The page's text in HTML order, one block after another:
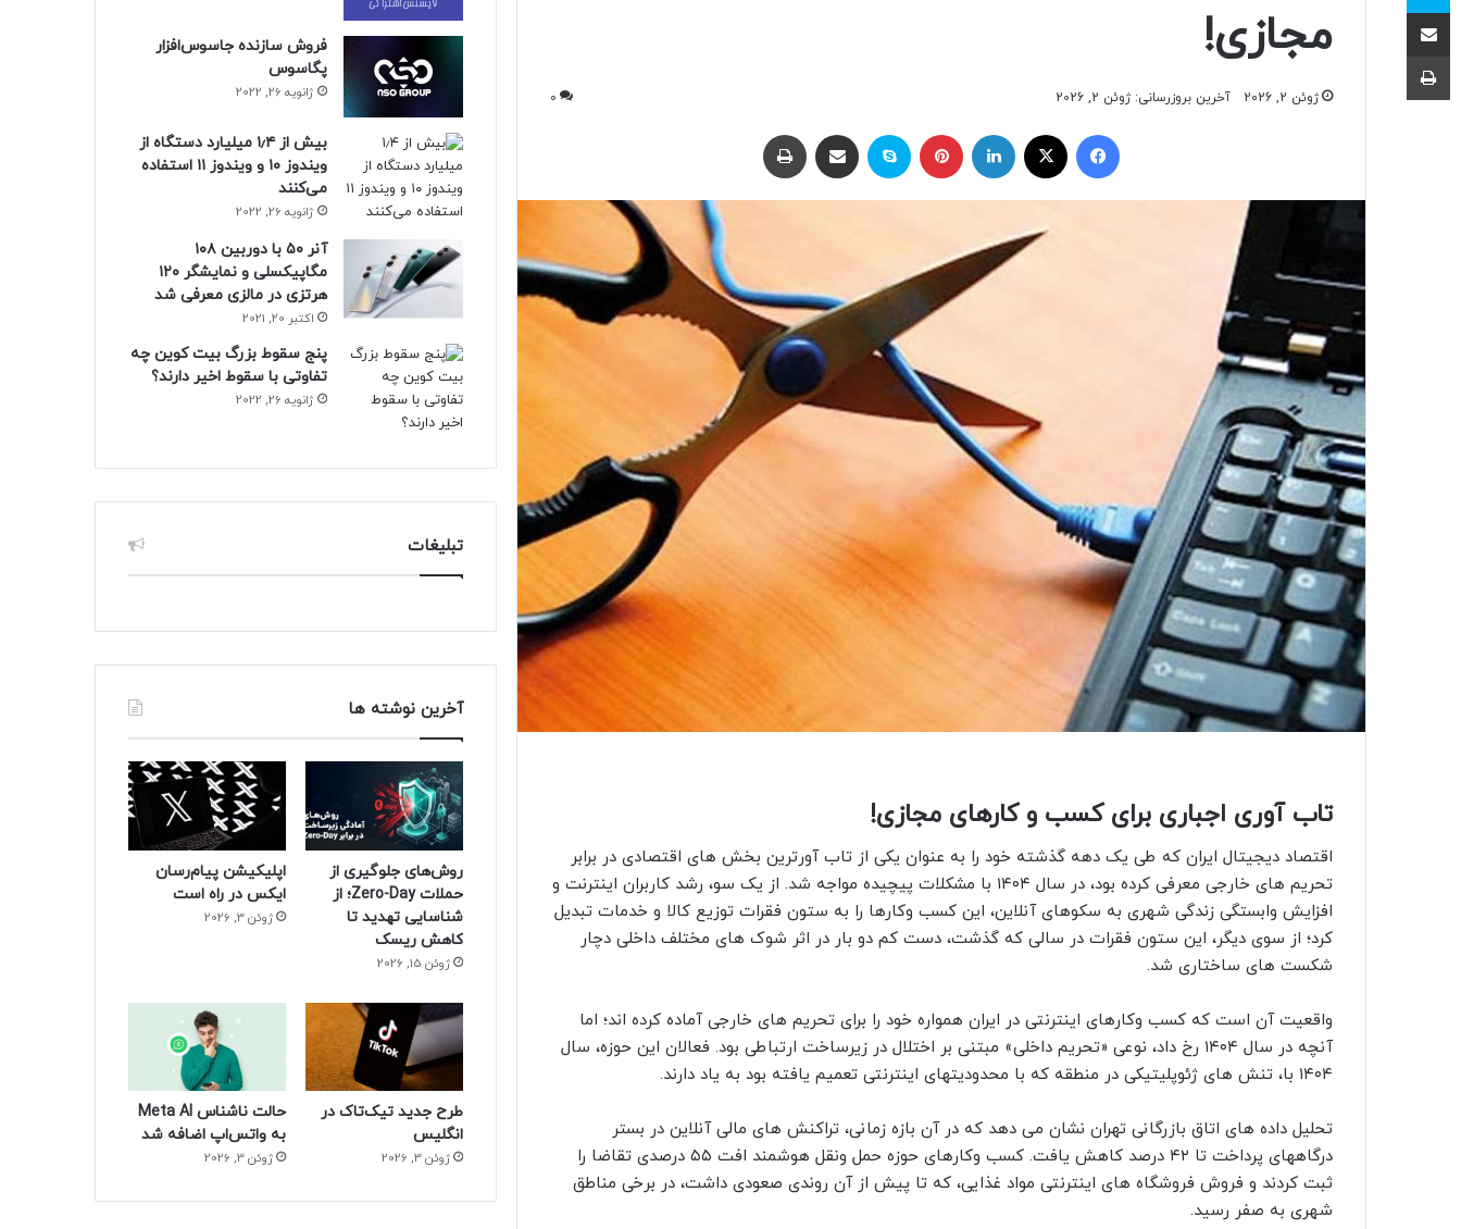
مجازی!
ژوئن 2, 2026 آخرین بروزرسانی: ژوئن 2, 2026 0
ایکس
تاب آوری اجباری برای کسب و کارهای مجازی!
اقتصاد دیجیتال ایران که طی یک دهه گذشته خود را به عنوان یکی از تاب آورترین بخش های اقتصادی در برابر
تحریم های خارجی معرفی کرده بود، در سال ۱۴۰۴ با مشکلات پیچیده مواجه شد. از یک سو، رشد کاربران اینترنت و
افزایش وابستگی زندگی شهری به سکوهای آنلاین، این کسب وکارها را به ستون فقرات توزیع کالا و خدمات تبدیل
کرد؛ از سوی دیگر، این ستون فقرات در سالی که گذشت، دست کم دو بار در اثر شوک های مختلف داخلی دچار
شکست های ساختاری شد.
واقعیت آن است که کسب وکارهای اینترنتی در ایران همواره خود را برای تحریم های خارجی آماده کرده اند؛ اما
آنچه در سال ۱۴۰۴ رخ داد، نوعی «تحریم داخلی» مبتنی بر اختلال در زیرساخت ارتباطی بود. فعالان این حوزه، سال
۱۴۰۴ با، تنش های ژئوپلیتیکی در منطقه که با محدودیتهای اینترنتی تعمیم یافته بود به یاد دارند.
تحلیل داده های اتاق بازرگانی تهران نشان می دهد که در آن بازه زمانی، تراکنش های مالی آنلاین در بستر
درگاههای پرداخت تا ۴۲ درصد کاهش یافت. کسب وکارهای حوزه حمل ونقل هوشمند افت ۵۵ درصدی تقاضا را
ثبت کردند و فروش فروشگاه های اینترنتی مواد غذایی، که تا پیش از آن روندی صعودی داشت، در برخی مناطق
شهری به صفر رسید.
فروش سازنده جاسوس‌افزار
پگاسوس
ژانویه 26, 2022
بیش از ۱٫۴ میلیارد دستگاه از
ویندوز ۱۰ و ویندوز ۱۱ استفاده
می‌کنند
ژانویه 26, 2022
آنر ۵۰ با دوربین ۱۰۸
مگاپیکسلی و نمایشگر ۱۲۰
هرتزی در مالزی معرفی شد
اکتبر 20, 2021
پنج سقوط بزرگ بیت کوین چه
تفاوتی با سقوط اخیر دارند؟
ژانویه 26, 2022
تبلیغات
آخرین نوشته ها
روش‌های جلوگیری از
حملات Zero-Day؛ از
شناسایی تهدید تا
کاهش ریسک
ژوئن 15, 2026
اپلیکیشن پیام‌رسان
ایکس در راه است
ژوئن 3, 2026
طرح جدید تیک‌تاک در
انگلیس
ژوئن 3, 2026
حالت ناشناس Meta AI
به واتس‌اپ اضافه شد
ژوئن 3, 2026